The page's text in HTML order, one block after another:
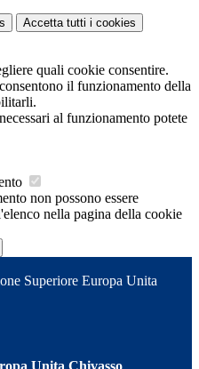
Accetta tutti i cookies
quali cookie consentire.
il funzionamento della
al funzionamento potete
non possono essere
nella pagina della cookie
Superiore Europa Unita
Unita Chivasso